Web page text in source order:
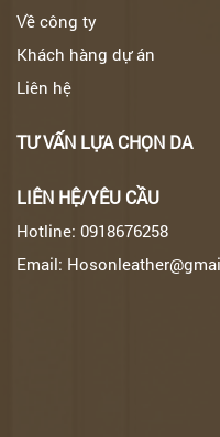
Về công ty
Khách hàng dự án
Liên hệ
TƯ VẤN LỰA CHỌN DA
LIÊN HỆ/YÊU CẦU
Hotline: 0918676258
Email: